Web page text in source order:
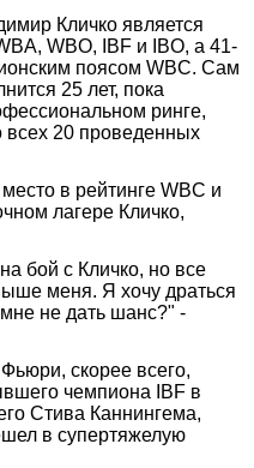
Кличко является
WBO, IBF и IBO, а 41-
поясом WBC. Сам
25 лет, пока
ринге,
всех 20 проведенных
в рейтинге WBC и
лагере Кличко,
бой с Кличко, но все
меня. Я хочу драться
не дать шанс?" -
скорее всего,
чемпиона IBF в
Стива Каннингема,
в супертяжелую